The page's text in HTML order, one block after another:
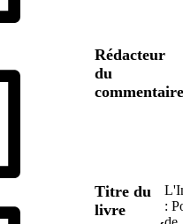
Rédacteur
du
commentaire
Titre du
livre
: